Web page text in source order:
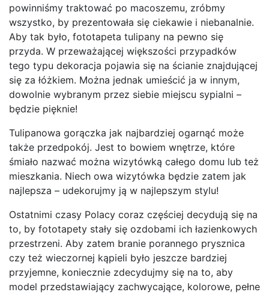
powinniśmy traktować po macoszemu, zróbmy
wszystko, by prezentowała się ciekawie i niebanalnie.
Aby tak było, fototapeta tulipany na pewno się
przyda. W przeważającej większości przypadków
tego typu dekoracja pojawia się na ścianie znajdującej
się za łóżkiem. Można jednak umieścić ja w innym,
dowolnie wybranym przez siebie miejscu sypialni –
będzie pięknie!
Tulipanowa gorączka jak najbardziej ogarnąć może
także przedpokój. Jest to bowiem wnętrze, które
śmiało nazwać można wizytówką całego domu lub też
mieszkania. Niech owa wizytówka będzie zatem jak
najlepsza – udekorujmy ją w najlepszym stylu!
Ostatnimi czasy Polacy coraz częściej decydują się na
to, by fototapety stały się ozdobami ich łazienkowych
przestrzeni. Aby zatem branie porannego prysznica
czy też wieczornej kąpieli było jeszcze bardziej
przyjemne, koniecznie zdecydujmy się na to, aby
model przedstawiający zachwycające, kolorowe, pełne